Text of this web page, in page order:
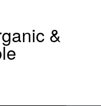
&